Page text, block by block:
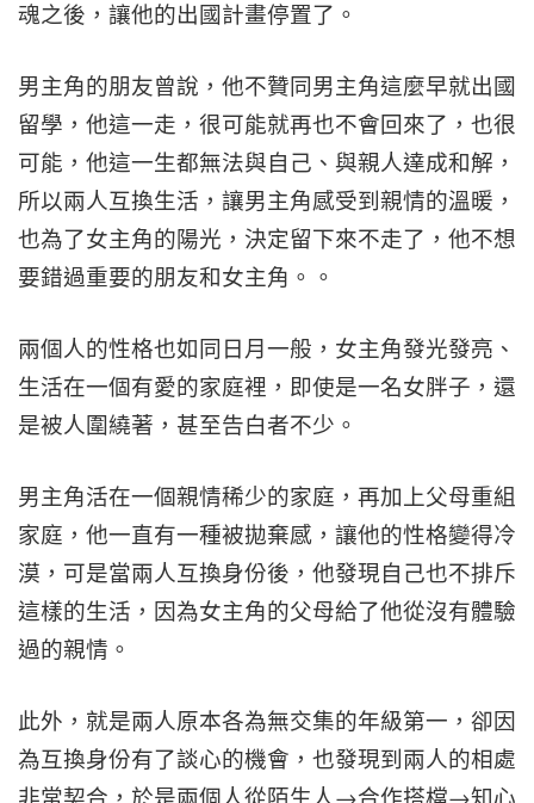
魂之後，讓他的出國計畫停置了。
男主角的朋友曾說，他不贊同男主角這麼早就出國
留學，他這一走，很可能就再也不會回來了，也很
可能，他這一生都無法與自己、與親人達成和解，
所以兩人互換生活，讓男主角感受到親情的溫暖，
也為了女主角的陽光，決定留下來不走了，他不想
要錯過重要的朋友和女主角。。
兩個人的性格也如同日月一般，女主角發光發亮、
生活在一個有愛的家庭裡，即使是一名女胖子，還
是被人圍繞著，甚至告白者不少。
男主角活在一個親情稀少的家庭，再加上父母重組
家庭，他一直有一種被拋棄感，讓他的性格變得冷
漠，可是當兩人互換身份後，他發現自己也不排斥
這樣的生活，因為女主角的父母給了他從沒有體驗
過的親情。
此外，就是兩人原本各為無交集的年級第一，卻因
為互換身份有了談心的機會，也發現到兩人的相處